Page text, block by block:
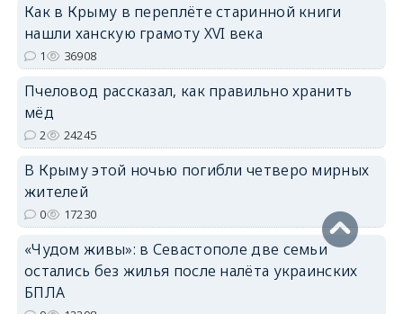
erid: 2SDnjdvhGXG
Как в Крыму в переплёте старинной книги
нашли ханскую грамоту XVI века
1 36908
Пчеловод рассказал, как правильно хранить
мёд
2 24245
В Крыму этой ночью погибли четверо мирных
жителей
0 17230
«Чудом живы»: в Севастополе две семьи
остались без жилья после налёта украинских
БПЛА